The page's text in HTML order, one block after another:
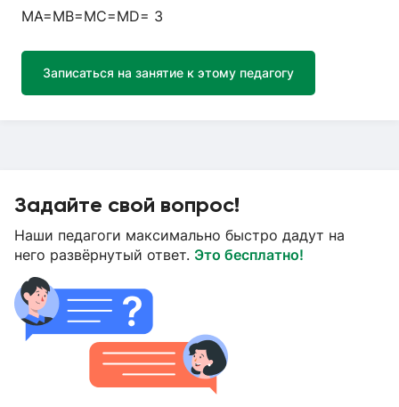
MA=MB=MC=MD= 3
Записаться на занятие к этому педагогу
Задайте свой вопрос!
Наши педагоги максимально быстро дадут на
него развёрнутый ответ. Это бесплатно!